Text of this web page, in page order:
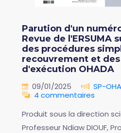
Parution d'un
Revue de l'ERSUMA
des procédures
recouvrement et
d'exécution OHADA
09/01/2025
SP-
4 commentaires
Produit sous la direction
Professeur Ndiaw DIOUF,